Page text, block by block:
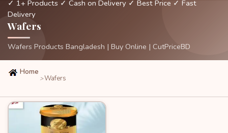
✓ 1+ Products ✓ Cash on Delivery ✓ Best Price ✓ Fast
Delivery
Wafers
Wafers Products Bangladesh | Buy Online | CutPriceBD
Home
>Wafers